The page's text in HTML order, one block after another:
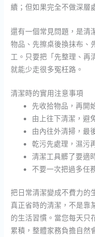
續；但如果完全不做深層
還有一個常見問題，是清
物品、先擦桌後換抹布、
工。只要把「先整理、再
就能少走很多冤枉路。
清潔時的實用注意事項
先收拾物品，再開
由上往下清潔，避
由內往外清掃，最
乾污先處理，濕污
清潔工具髒了要適
不要一次把過多任
把日常清潔變成不費力的
真正省時的清潔，不是靠
的生活習慣。當您每天只
累積，整體家務負擔自然